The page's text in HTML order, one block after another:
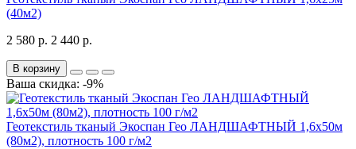
(40м2)
2 580 р. 2 440 р.
В корзину
Ваша скидка: -9%
Геотекстиль тканый Экоспан Гео ЛАНДШАФТНЫЙ 1,6х50м
(80м2), плотность 100 г/м2